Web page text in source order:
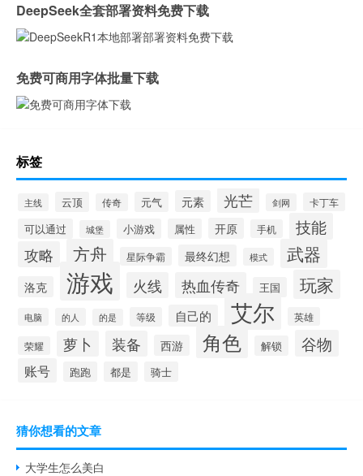
DeepSeek全套部署资料免费下载
免费可商用字体批量下载
标签
主线 云顶 传奇 元气 元素 光芒 剑网 卡丁车
可以通过 城堡 小游戏 属性 开原 手机 技能
攻略 方舟 星际争霸 最终幻想 模式 武器
洛克 游戏 火线 热血传奇 王国 玩家
电脑 的人 的是 等级 自己的 艾尔 英雄
荣耀 萝卜 装备 西游 角色 解锁 谷物
账号 跑跑 都是 骑士
猜你想看的文章
大学生怎么美白